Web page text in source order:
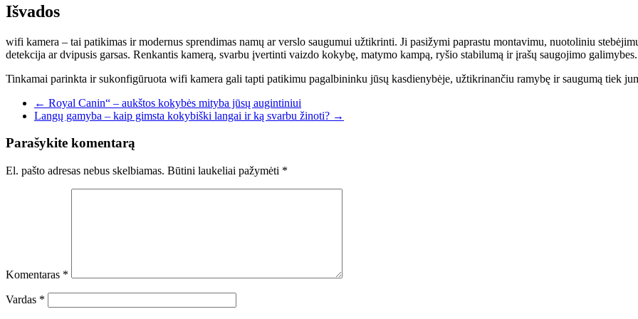
Išvados
wifi kamera – tai patikimas ir modernus sprendimas namų ar verslo saugumui užtikrinti. Ji pasižymi paprastu montavimu, nuotoliniu
detekcija ar dvipusis garsas. Renkantis kamerą, svarbu įvertinti vaizdo kokybę, matymo kampą, ryšio stabilumą ir įrašų saugojimo galimybes.
Tinkamai parinkta ir sukonfigūruota wifi kamera gali tapti patikimu pagalbininku jūsų kasdienybėje, užtikrinančiu ramybę ir saugumą tiek
← Royal Canin“ – aukštos kokybės mityba jūsų augintiniui
Langų gamyba – kaip gimsta kokybiški langai ir ką svarbu žinoti? →
Parašykite komentarą
El. pašto adresas nebus skelbiamas. Būtini laukeliai pažymėti *
Komentaras *
Vardas *